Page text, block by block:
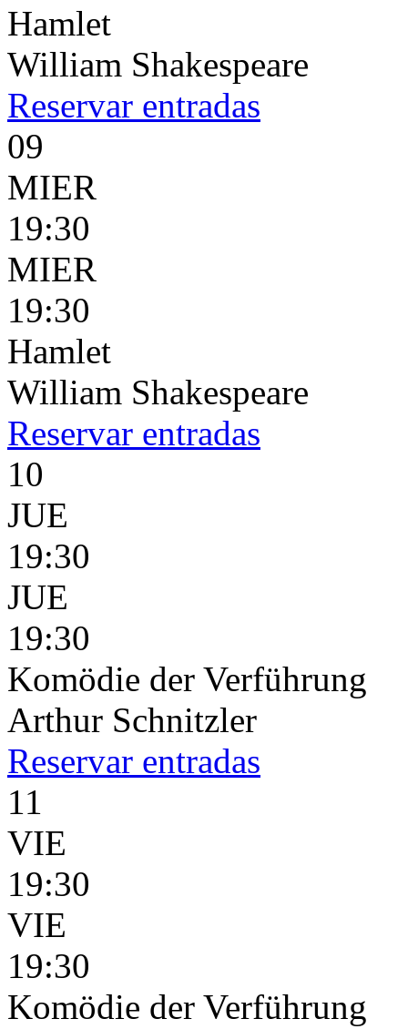
Hamlet
William Shakespeare
Reservar entradas
09
MIER
19:30
MIER
19:30
Hamlet
William Shakespeare
Reservar entradas
10
JUE
19:30
JUE
19:30
Komödie der Verführung
Arthur Schnitzler
Reservar entradas
11
VIE
19:30
VIE
19:30
Komödie der Verführung